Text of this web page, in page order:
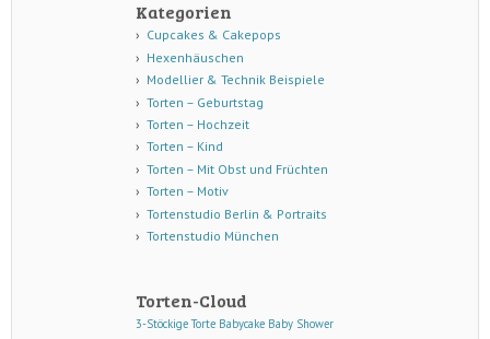
Kategorien
Cupcakes & Cakepops
Hexenhäuschen
Modellier & Technik Beispiele
Torten – Geburtstag
Torten – Hochzeit
Torten – Kind
Torten – Mit Obst und Früchten
Torten – Motiv
Tortenstudio Berlin & Portraits
Tortenstudio München
Torten-Cloud
3-Stöckige Torte Babycake Baby Shower